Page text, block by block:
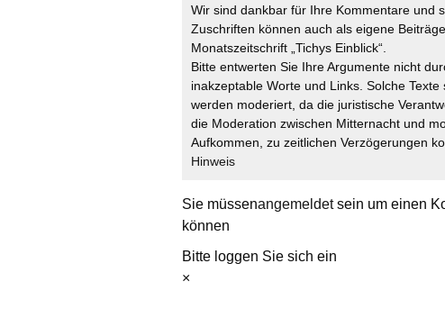
Wir sind dankbar für Ihre Kommentare und
Zuschriften können auch als eigene
Monatszeitschrift „Tichys Einblick“.
Bitte entwerten Sie Ihre Argumente nicht
inakzeptable Worte und Links. Solche
werden moderiert, da die juristische
die Moderation zwischen Mitternacht und
Aufkommen, zu zeitlichen Verzögerungen
Hinweis
Sie müssenangemeldetsein um einen
können
Bitte loggen Sie sich ein
×